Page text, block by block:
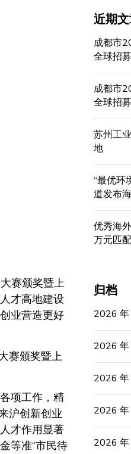
赛颁奖暨上
才高地建设
业营造更好
赛颁奖暨上
项工作，精
沪创新创业
才作用显著
等准“市民待
近期
成都市
全球招募
成都市
全球招募
苏州工
地
“最优环
道发布
优秀海
万元匹
归档
2026 年
2026 年
2026 年
2026 年
2026 年